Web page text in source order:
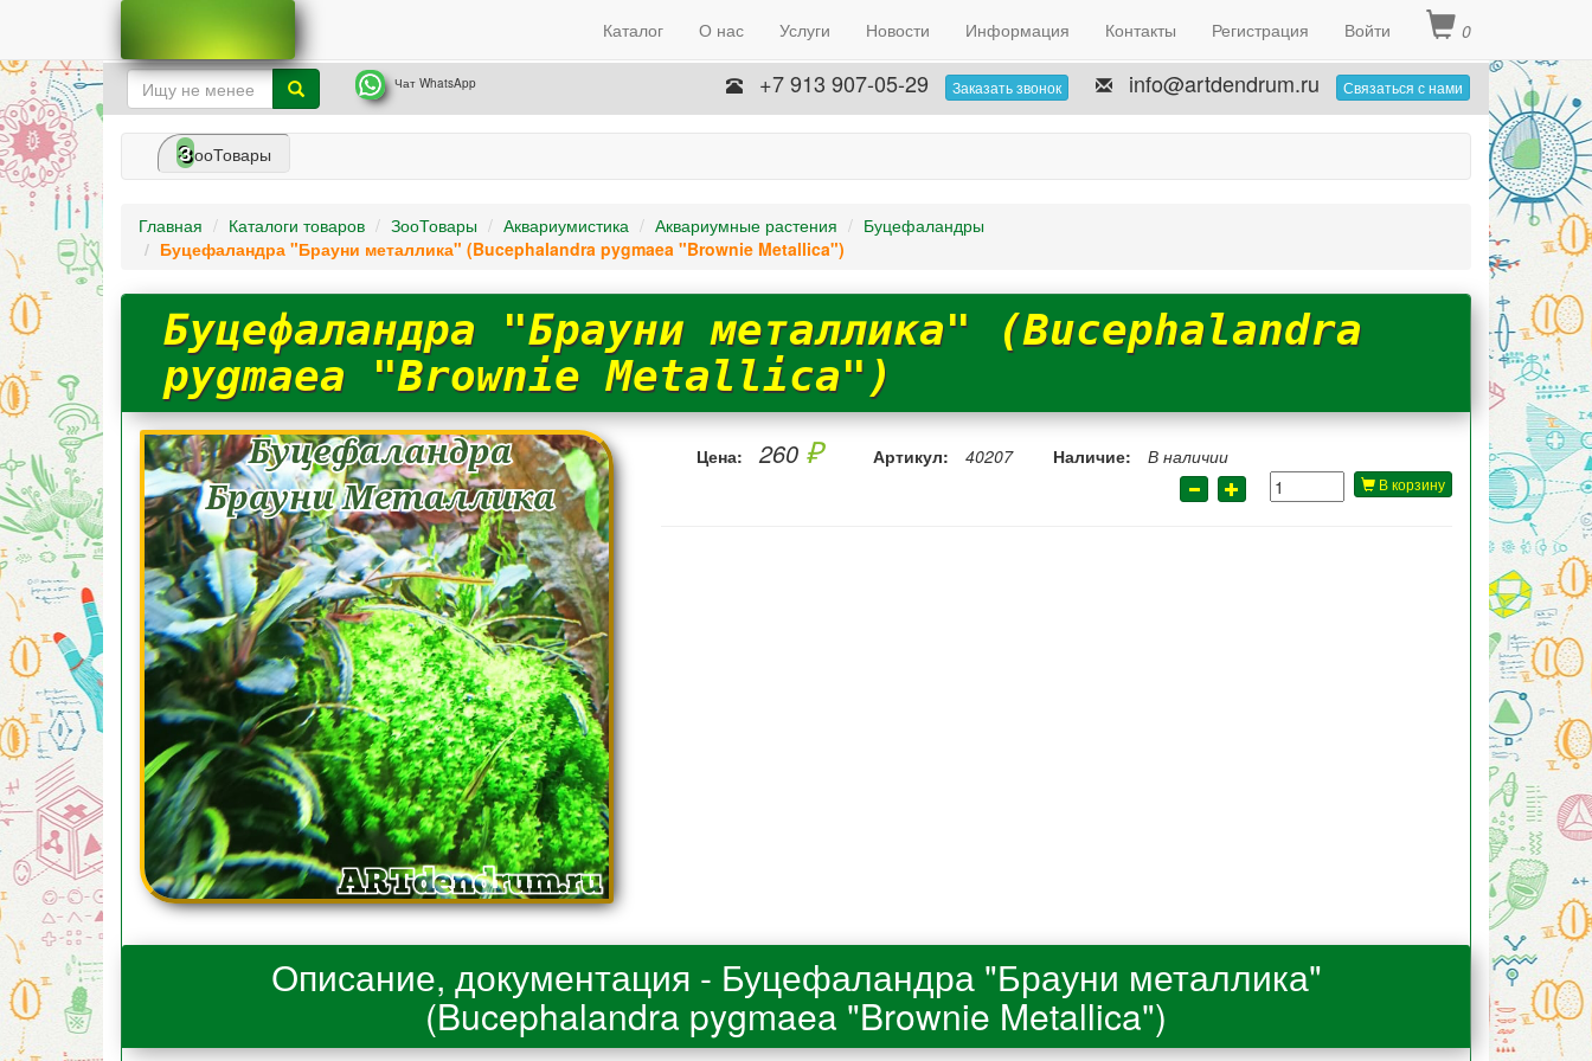
Каталог О нас Услуги Новости Информация Контакты Регистрация Войти 0
Чат WhatsApp +7 913 907-05-29 Заказать звонок info@artdendrum.ru Связаться с нами
ЗооТовары
Главная Каталоги товаров ЗооТовары Аквариумистика Аквариумные растения
Буцефаландры
Буцефаландра "Брауни металлика" (Bucephalandra pygmaea "Brownie Metallica")
Буцефаландра "Брауни металлика" (Bucephalandra
pygmaea "Brownie Metallica")
Цена: 260 ₽ Артикул: 40207 Наличие: В наличии
В корзину
Описание, документация - Буцефаландра "Брауни металлика"
(Bucephalandra pygmaea "Brownie Metallica")